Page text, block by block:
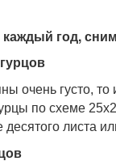
год,
очень густо, то
по схеме
листа